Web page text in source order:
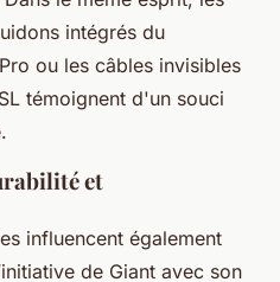
intégrés du
ou les câbles invisibles
témoignent d'un souci
et
influencent également
de Giant avec son